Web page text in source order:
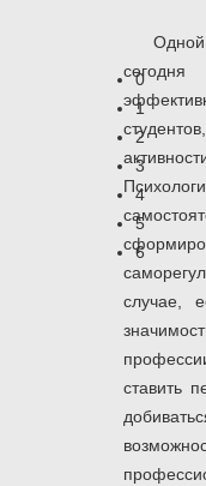
0
1
2
3
4
5
6
случае,
ставить